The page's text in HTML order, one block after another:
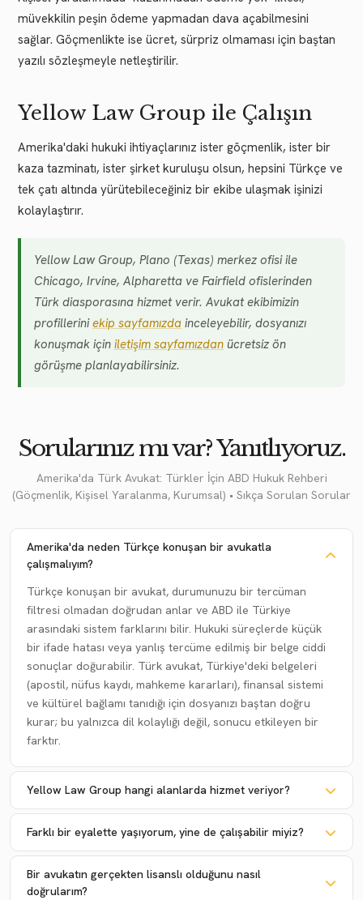
müvekkilin peşin ödeme yapmadan dava açabilmesini
sağlar. Göçmenlikte ise ücret, sürpriz olmaması için baştan
yazılı sözleşmeyle netleştirilir.
Yellow Law Group ile Çalışın
Amerika'daki hukuki ihtiyaçlarınız ister göçmenlik, ister bir
kaza tazminatı, ister şirket kuruluşu olsun, hepsini Türkçe ve
tek çatı altında yürütebileceğiniz bir ekibe ulaşmak işinizi
kolaylaştırır.
Yellow Law Group, Plano (Texas) merkez ofisi ile
Chicago, Irvine, Alpharetta ve Fairfield ofislerinden
Türk diasporasına hizmet verir. Avukat ekibimizin
profilleriniekip sayfamızda inceleyebilir, dosyanızı
konuşmak için iletişim sayfamızdan ücretsiz ön
görüşme planlayabilirsiniz.
Sorularınız mı var? Yanıtlıyoruz.
Amerika'da Türk Avukat: Türkler İçin ABD Hukuk Rehberi
(Göçmenlik, Kişisel Yaralanma, Kurumsal) • Sıkça Sorulan Sorular
Amerika'da neden Türkçe konuşan bir avukatla
çalışmalıyım?
Türkçe konuşan bir avukat, durumunuzu bir tercüman
filtresi olmadan doğrudan anlar ve ABD ile Türkiye
arasındaki sistem farklarını bilir. Hukuki süreçlerde küçük
bir ifade hatası veya yanlış tercüme edilmiş bir belge ciddi
sonuçlar doğurabilir. Türk avukat, Türkiye'deki belgeleri
(apostil, nüfus kaydı, mahkeme kararları), finansal sistemi
ve kültürel bağlamı tanıdığı için dosyanızı baştan doğru
kurar; bu yalnızca dil kolaylığı değil, sonucu etkileyen bir
farktır.
Yellow Law Group hangi alanlarda hizmet veriyor?
Farklı bir eyalette yaşıyorum, yine de çalışabilir miyiz?
Bir avukatın gerçekten lisanslı olduğunu nasıl
doğrularım?